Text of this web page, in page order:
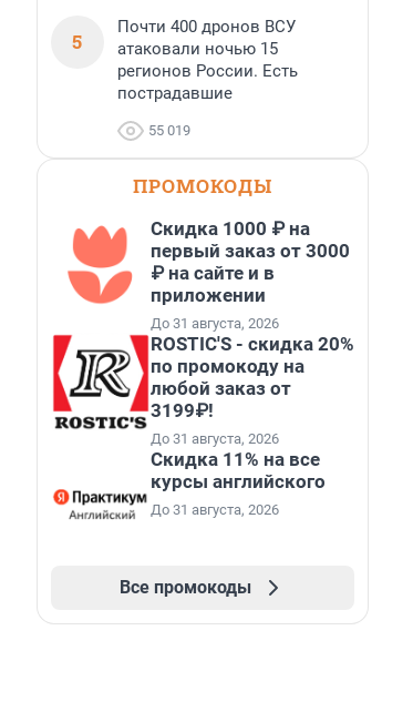
5
Почти 400 дронов ВСУ
атаковали ночью 15
регионов России. Есть
пострадавшие
55 019
ПРОМОКОДЫ
Скидка 1000 ₽ на
первый заказ от 3000
₽ на сайте и в
приложении
До 31 августа, 2026
ROSTIC'S - скидка 20%
по промокоду на
любой заказ от
3199₽!
До 31 августа, 2026
Скидка 11% на все
курсы английского
До 31 августа, 2026
Все промокоды